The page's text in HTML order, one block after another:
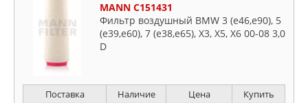
MANN C151431
Фильтр воздушный BMW 3 (e46,e90), 5
(e39,e60), 7 (e38,e65), X3, X5, X6 00-08 3,0
D
Поставка Наличие Цена Купить